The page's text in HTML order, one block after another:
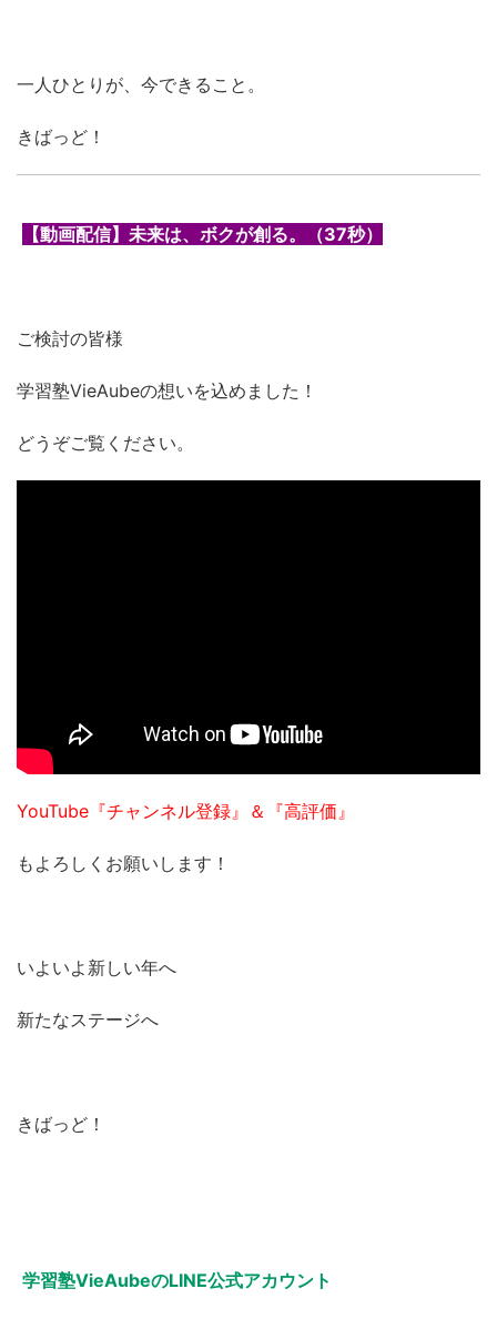
一人ひとりが、今できること。
きばっど！
【動画配信】未来は、ボクが創る。（37秒）
ご検討の皆様
学習塾VieAubeの想いを込めました！
どうぞご覧ください。
YouTube『チャンネル登録』＆『高評価』
もよろしくお願いします！
いよいよ新しい年へ
新たなステージへ
きばっど！
学習塾VieAubeのLINE公式アカウント